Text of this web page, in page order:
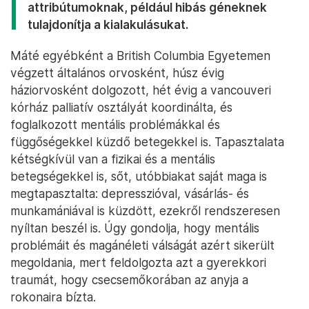
attribútumoknak, például hibás géneknek
tulajdonítja a kialakulásukat.
Máté egyébként a British Columbia Egyetemen
végzett általános orvosként, húsz évig
háziorvosként dolgozott, hét évig a vancouveri
kórház palliatív osztályát koordinálta, és
foglalkozott mentális problémákkal és
függőségekkel küzdő betegekkel is. Tapasztalata
kétségkívül van a fizikai és a mentális
betegségekkel is, sőt, utóbbiakat saját maga is
megtapasztalta: depresszióval, vásárlás- és
munkamániával is küzdött, ezekről rendszeresen
nyíltan beszél is. Úgy gondolja, hogy mentális
problémáit és magánéleti válságát azért sikerült
megoldania, mert feldolgozta azt a gyerekkori
traumát, hogy csecsemőkorában az anyja a
rokonaira bízta.